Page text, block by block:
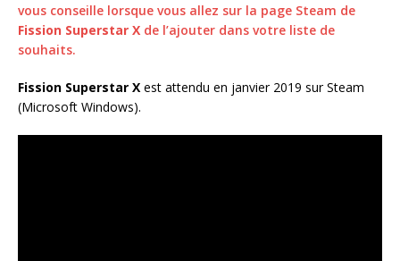
vous conseille lorsque vous allez sur la page Steam de
Fission Superstar X de l’ajouter dans votre liste de
souhaits.
Fission Superstar X est attendu en janvier 2019 sur Steam
(Microsoft Windows).